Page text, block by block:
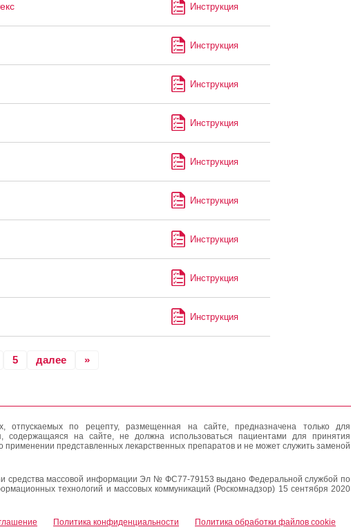
Инструкция
Инструкция
Инструкция
Инструкция
Инструкция
Инструкция
Инструкция
Инструкция
Инструкция
5 далее »
отпускаемых по рецепту, размещенная на сайте, предназначена только для
содержащаяся на сайте, не должна использоваться пациентами для принятия
применении представленных лекарственных препаратов и не может служить заменой
средства массовой информации Эл № ФС77-79153 выдано Федеральной службой по
технологий и массовых коммуникаций (Роскомнадзор) 15 сентября 2020
Политика конфиденциальности Политика обработки файлов cookie